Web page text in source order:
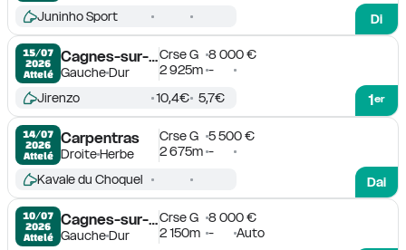
Di
Juninho Sport
15/07
2026
Attelé
Cagnes-sur-Mer
GaucheDur
Crse G
8 000 €
2 925m -
1er
Jirenzo 10,4€ 5,7€
14/07
2026
Attelé
Carpentras
DroiteHerbe
Crse G
5 500 €
2 675m -
Dai
Kavale du Choquel
10/07
2026
Attelé
Cagnes-sur-Mer
GaucheDur
Crse G
8 000 €
2 150m - Auto